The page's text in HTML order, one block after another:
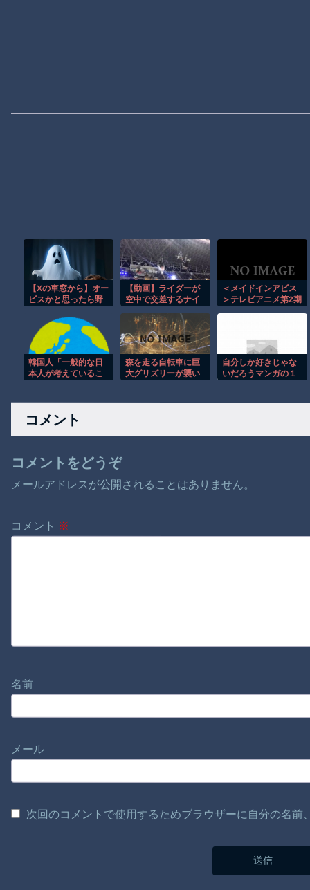
【Xの車窓から】オー
ビスかと思ったら野
【動画】ライダーが
空中で交差するナイ
ントがクレイジー。
＜メイドインアビス
＞テレビアニメ第2期
韓国人「一般的な日
本人が考えているこ
っ？？？？？？？？
？？？？？？？？？
？？？？」＝韓国の
反応
森を走る自転車に巨
大グリズリーが襲い
自分しか好きじゃな
いだろうマンガの１
コメント
コメントをどうぞ
メールアドレスが公開されることはありません。
コメント ※
名前
メール
次回のコメントで使用するためブラウザーに自分の名